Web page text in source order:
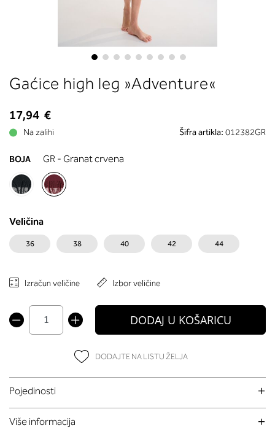
to
beginning
the
images
gallery
Gaćice high leg »Adventure«
17,94 €
Na zalihi Šifra artikla: 012382GR
BOJA GR - Granat crvena
Veličina
36 38 40 42 44
Izračun veličine Izbor veličine
DODAJ U KOŠARICU
DODAJTE NA LISTU ŽELJA
Pojedinosti
Više informacija
boste prebrali, katera globina
ustreza vaši meri (A, B …) – iščite v
stolpcu, ki ste ga določili s
obsegom.